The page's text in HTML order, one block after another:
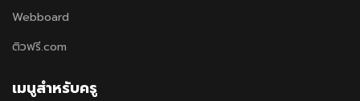
Webboard
ติวฟรี.com
เมนูสำหรับครู